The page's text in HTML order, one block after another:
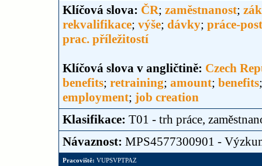
Klíčová slova: ČR; zaměstnanost;
rekvalifikace; výše; dávky; práce-
prac. příležitostí
Klíčová slova v angličtině: Czech
benefits; retraining; amount; benefits
employment; job creation
Klasifikace: T01 - trh práce,
Návaznost: MPS4577300901 -
Pracoviště: VUPSVPTPAZ